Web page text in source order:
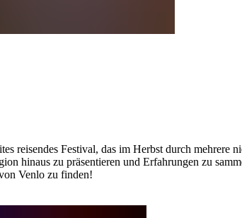
reisendes Festival, das im Herbst durch
hinaus zu präsentieren und Erfahrungen zu
Venlo zu finden!